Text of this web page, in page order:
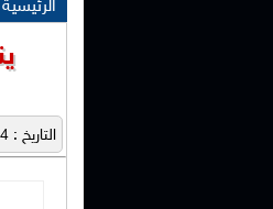
الرئيسية
التاريخ : 14-07-2025 | الوقت : 09:26:45